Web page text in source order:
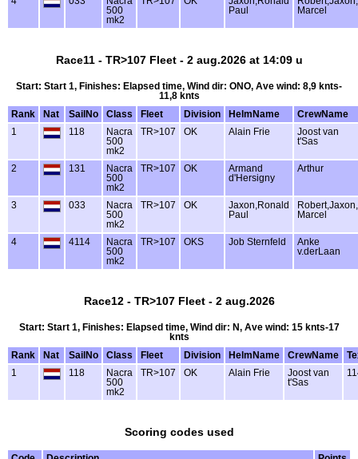
500
mk2
Paul
Marcel
Race11 - TR>107 Fleet - 2 aug.2026 at 14:09 u
Start: Start 1, Finishes: Elapsed time, Wind dir: ONO, Ave wind: 8,9 knts-
11,8 knts
Rank
Nat SailNo Class Fleet Division HelmName
CrewName
1
118
Nacra
500
mk2
TR>107 OK Alain Frie
Joost van
t'Sas
2 131
Nacra
500
mk2
TR>107 OK
Armand
d'Hersigny
Arthur
3 033
Nacra
500
mk2
TR>107 OK
Jaxon,Ronald
Paul
Robert,Jaxon,
Marcel
4 4114
Nacra
500
mk2
TR>107 OKS Job Sternfeld
Anke
v.derLaan
Race12 - TR>107 Fleet - 2 aug.2026
Start: Start 1, Finishes: Elapsed time, Wind dir: N, Ave wind: 15 knts-17
knts
Rank
Nat SailNo Class Fleet Division HelmName CrewName
1
118
Nacra
500
mk2
TR>107 OK Alain Frie
Joost van
t'Sas
Scoring codes used